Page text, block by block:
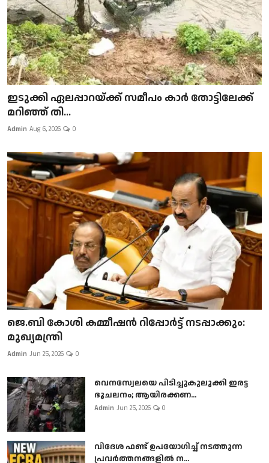
ഇടുക്കി ഏലപ്പാറയ്ക്ക് സമീപം കാർ തോട്ടിലേക്ക്
മറിഞ്ഞ് തി...
Admin Aug 6, 2026 0
ജെ.ബി കോശി കമ്മീഷൻ റിപ്പോർട്ട് നടപ്പാക്കും:
മുഖ്യമന്ത്രി
Admin Jun 25, 2026 0
വെനസ്വേലയെ പിടിച്ചുകുലുക്കി ഇരട്ട
ഭൂചലനം; ആയിരക്കണ...
Admin Jun 25, 2026 0
വിദേശ ഫണ്ട് ഉപയോഗിച്ച് നടത്തുന്ന
പ്രവർത്തനങ്ങളിൽ ന...